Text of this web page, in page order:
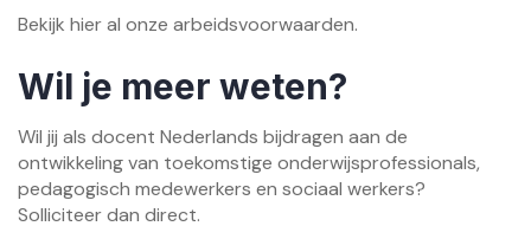
Bekijk hieral onze arbeidsvoorwaarden.
Wil je meer weten?
Wil jij als docent Nederlands bijdragen aan de
ontwikkeling van toekomstige onderwijsprofessionals,
pedagogisch medewerkers en sociaal werkers?
Solliciteer dan direct.